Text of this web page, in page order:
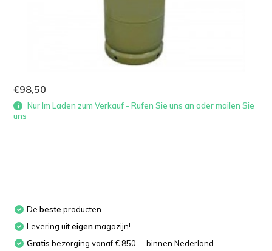
€98,50
Nur Im Laden zum Verkauf - Rufen Sie uns an oder mailen Sie
uns
Debeste producten
Levering uiteigen magazijn!
Gratis bezorging vanaf € 850,-- binnen Nederland